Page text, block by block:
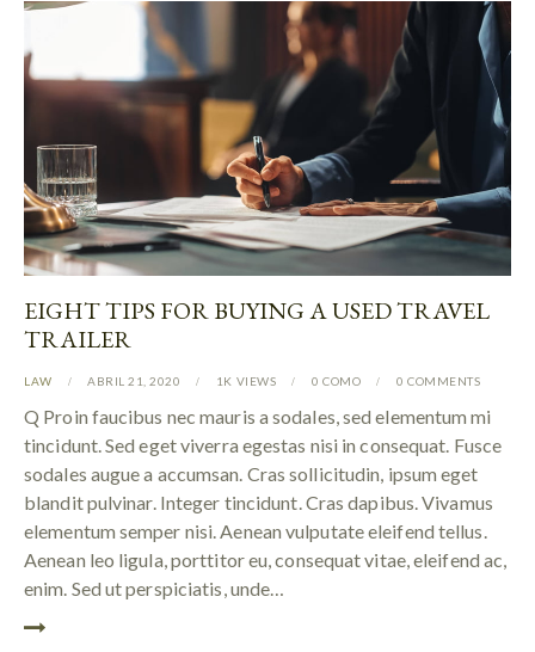
EIGHT TIPS FOR BUYING A USED TRAVEL
TRAILER
LAW ABRIL 21, 2020 1K VIEWS 0 COMO 0 COMMENTS
Q Proin faucibus nec mauris a sodales, sed elementum mi
tincidunt. Sed eget viverra egestas nisi in consequat. Fusce
sodales augue a accumsan. Cras sollicitudin, ipsum eget
blandit pulvinar. Integer tincidunt. Cras dapibus. Vivamus
elementum semper nisi. Aenean vulputate eleifend tellus.
Aenean leo ligula, porttitor eu, consequat vitae, eleifend ac,
enim. Sed ut perspiciatis, unde…